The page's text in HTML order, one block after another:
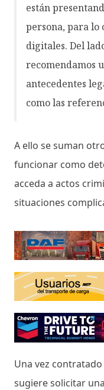
están
persona, para lo
digitales. Del
recomendamos
antecedentes
como las
A ello se suman
funcionar como
acceda a actos
situaciones
Una vez
sugiere solicitar